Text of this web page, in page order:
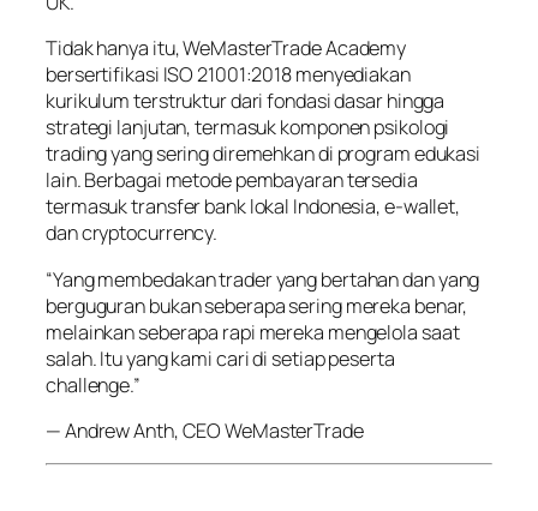
Tidak hanya itu, WeMasterTrade Academy
bersertifikasi ISO 21001:2018 menyediakan
kurikulum terstruktur dari fondasi dasar hingga
strategi lanjutan, termasuk komponen psikologi
trading yang sering diremehkan di program edukasi
lain. Berbagai metode pembayaran tersedia
termasuk transfer bank lokal Indonesia, e-wallet,
dan cryptocurrency.
“Yang membedakan trader yang bertahan dan yang
berguguran bukan seberapa sering mereka benar,
melainkan seberapa rapi mereka mengelola saat
salah. Itu yang kami cari di setiap peserta
challenge.”
— Andrew Anth, CEO WeMasterTrade